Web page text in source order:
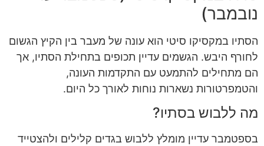
נובמבר)
הסתיו במקסיקו סיטי הוא עונה של מעבר בין הקיץ הגשום
לחורף היבש. הגשמים עדיין תכופים בתחילת הסתיו, אך
הם מתחילים להתמעט עם התקדמות העונה,
והטמפרטורות נשארות נוחות לאורך כל היום.
מה ללבוש בסתיו?
בספטמבר עדיין מומלץ ללבוש בגדים קלילים ולהצטייד